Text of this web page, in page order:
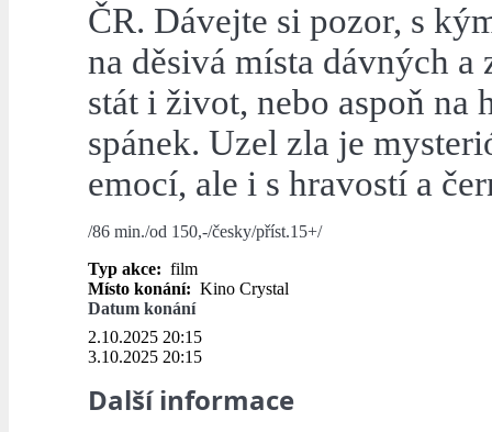
ČR. Dávejte si pozor, s
na děsivá místa dávných
stát i život, nebo aspoň
spánek. Uzel zla je
emocí, ale i s hravostí a
/86 min./od 150,-/česky/příst.15+/
Typ akce: film
Místo konání: Kino Crystal
Datum konání
2.10.2025 20:15
3.10.2025 20:15
Další informace